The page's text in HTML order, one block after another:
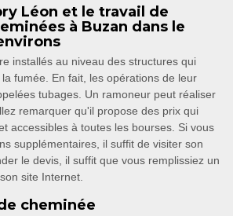
Léon et le travail de
à Buzan dans le
installés au niveau des structures qui
fumée. En fait, les opérations de leur
tubages. Un ramoneur peut réaliser
remarquer qu'il propose des prix qui
accessibles à toutes les bourses. Si vous
supplémentaires, il suffit de visiter son
le devis, il suffit que vous remplissiez un
site Internet.
cheminée